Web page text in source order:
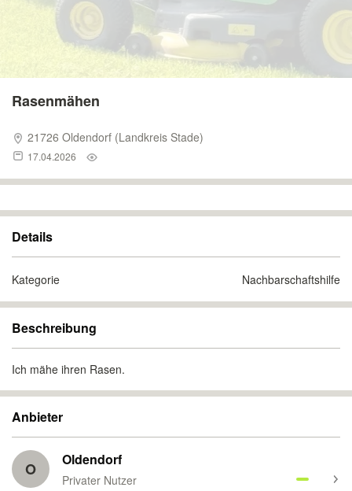
Rasenmähen
21726 Oldendorf (Landkreis Stade)
17.04.2026
Details
Kategorie Nachbarschaftshilfe
Beschreibung
Ich mähe ihren Rasen.
Anbieter
O Oldendorf
Privater Nutzer